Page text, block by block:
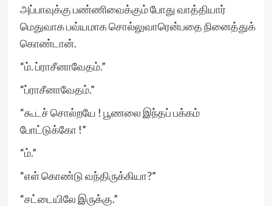
அப்பாவுக்கு பண்ணிவைக்கும் போது வாத்தியார்
மெதுவாக பவ்யமாக சொல்லுவாரென்பதை நினைத்துக்
கொண்டான்.
“ம். ப்ராசீனாவேதம்.”
“ப்ராசீனாவேதம்.”
“கூடச் சொல்றயே ! பூணலை இந்தப் பக்கம்
போட்டுக்கோ !”
“ம்.”
“எள் கொண்டு வந்திருக்கியா?”
“சட்டையிலே இருக்கு.”